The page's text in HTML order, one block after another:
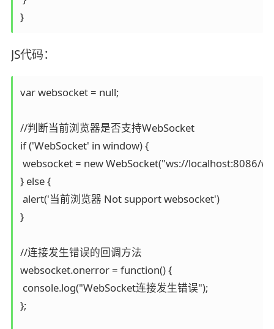
}
JS代码：
var websocket = null;
//判断当前浏览器是否支持WebSocket
if ('WebSocket' in window) {
websocket = new WebSocket("ws://localhost:8086/
} else {
alert('当前浏览器 Not support websocket')
}
//连接发生错误的回调方法
websocket.onerror = function() {
console.log("WebSocket连接发生错误");
};